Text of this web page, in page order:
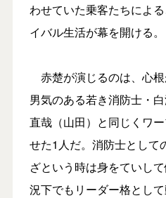
わせていた乗客たちによ
イバル生活が幕を開ける。
赤楚が演じるのは、心
男気のある若き消防士・
直哉（山田）と同じくワ
せた1人だ。消防士として
ざという時は身をていし
況下でもリーダー格とし